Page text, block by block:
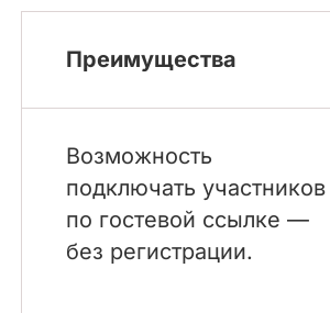
Преимущества
Возможность
подключать участников
по гостевой ссылке —
без регистрации.